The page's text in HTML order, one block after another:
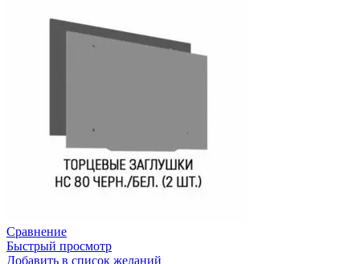
Сравнение
Быстрый просмотр
Добавить в список желаний